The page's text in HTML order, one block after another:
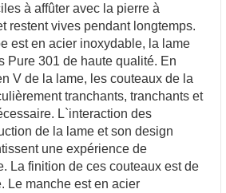
à affûter avec la pierre à
restent vives pendant longtemps.
est en acier inoxydable, la lame
Pure 301 de haute qualité. En
V de la lame, les couteaux de la
tranchants, tranchants et
L`interaction des
de la lame et son design
une expérience de
La finition de ces couteaux est de
Le manche est en acier